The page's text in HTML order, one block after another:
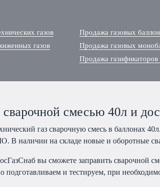
газов
газов
Продажа газовых
Продажа газовых
Продажа
сварочной смесью 40л и
газ сварочную смесь в баллонах
В наличии на складе новые и оборотные
вы сможете заправить сварочной
подготавливаем и тестируем, при